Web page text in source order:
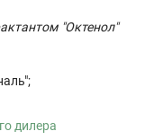
"Октенол"